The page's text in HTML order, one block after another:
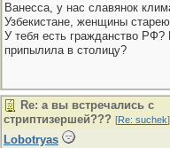
Ванесса, у нас славянок
Узбекистане, женщины
У тебя есть гражданство
припылила в столицу?
Re: а вы встречались с
стриптизершей??? [Re: suchek]
Lobotryas